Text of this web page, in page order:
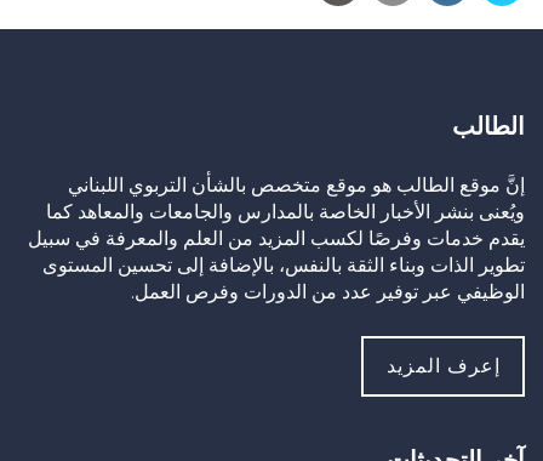
الطالب
إنَّ موقع الطالب هو موقع متخصص بالشأن التربوي اللبناني
ويُعنى بنشر الأخبار الخاصة بالمدارس والجامعات والمعاهد كما
يقدم خدمات وفرصًا لكسب المزيد من العلم والمعرفة في سبيل
تطوير الذات وبناء الثقة بالنفس، بالإضافة إلى تحسين المستوى
الوظيفي عبر توفير عدد من الدورات وفرص العمل.
إعرف المزيد